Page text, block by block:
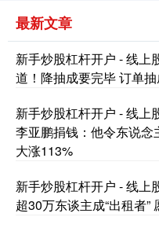
创业板指
基金指数
最新文章
新手炒股杠杆开户 - 线上
道！降抽成要完毕 订单
新手炒股杠杆开户 - 线上
李亚鹏捐钱：他令东说
大涨113%
新手炒股杠杆开户 - 线上
超30万东谈主成“出租者